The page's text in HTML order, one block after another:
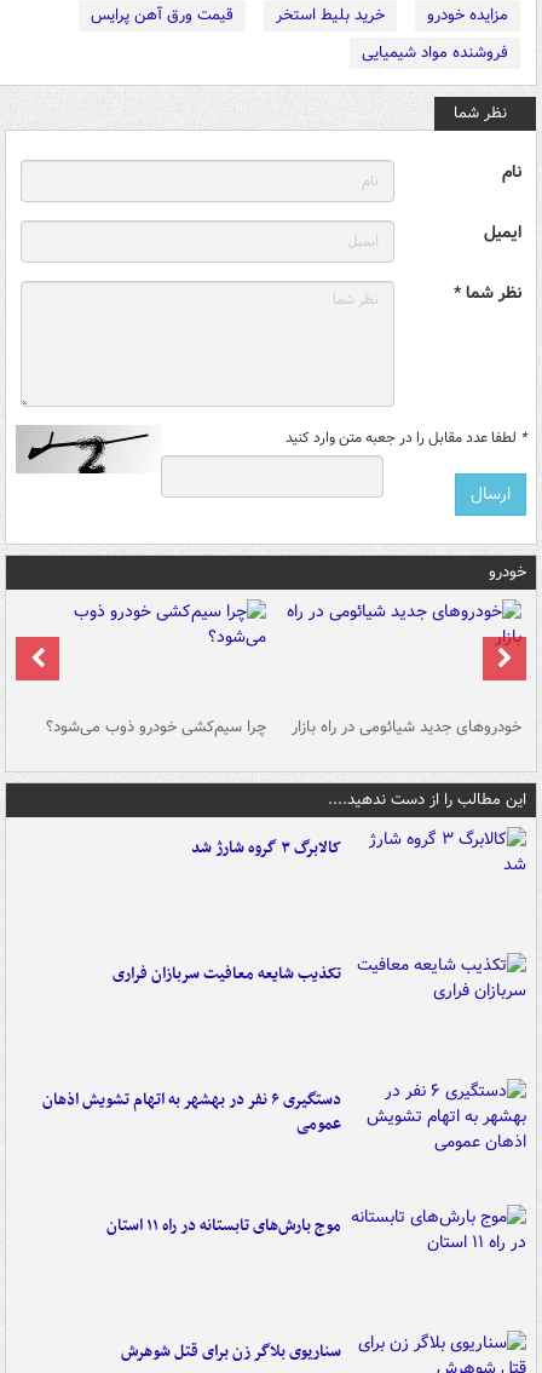
مزایده خودرو
خرید بلیط استخر
قیمت ورق آهن پرایس
فروشنده مواد شیمیایی
نظر شما
نام
ایمیل
نظر شما *
* لطفا عدد مقابل را در جعبه متن وارد کنید
خودرو
خودروهای جدید شیائومی در راه بازار چرا سیم‌کشی خودرو ذوب می‌شود؟
این مطالب را از دست ندهید....
کالابرگ ۳ گروه شارژ شد
تکذیب شایعه معافیت سربازان فراری
دستگیری ۶ نفر در بهشهر به اتهام تشویش اذهان
عمومی
موج بارش‌های تابستانه در راه ۱۱ استان
سناریوی بلاگر زن برای قتل شوهرش